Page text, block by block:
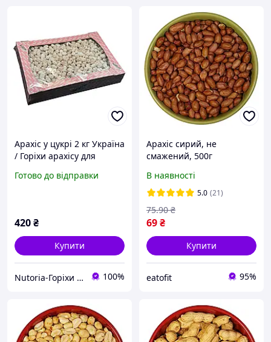
Арахіс у цукрі 2 кг Україна
/ Горіхи арахісу для
Готово до відправки
420₴
Купити
Nutoria-Горіхи та сухофрукти оптом і в роздріб 100%
Арахіс сирий, не
смажений, 500г
В наявності
5.0 (21)
69₴
75.90 ₴
Купити
eatofit 95%